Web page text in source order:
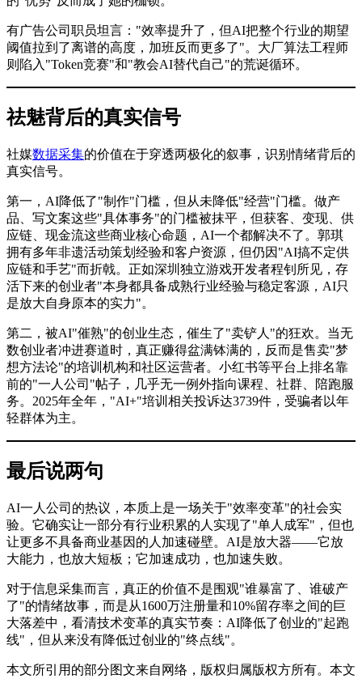
有广告公司职员坦言："效率提升了，但AI把整个行业的期望
阈值拉到了离谱的高度，加班反而更多了"。大厂算法工程师
则陷入"Token竞赛"和"教会AI替代自己"的荒诞循环。
祛魅背后的真实信号
社媒数据采集的价值在于穿透两极化的叙事，识别情绪背后的
真实信号。
第一，AI降低了"制作"门槛，但从未降低"经营"门槛。做产
品、写文案这些"具体事务"的门槛被抹平，但获客、变现、供
应链、现金流这些商业核心命题，AI一个都解决不了。郭琪
拥有多年非遗活动策划经验和客户资源，但仍因"AI搞不定供
应链和手艺"而折戟。正如深圳独立游戏开发者程钊所见，存
活下来的创业者"本身都具备成熟行业经验与稳定客源，AI只
是放大自身原本的实力"。
第二，被AI"催熟"的创业生态，催生了"卖铲人"的狂欢。当无
数创业者冲进赛道时，真正赚得盆满钵满的，反而是售卖"梦
想方法论"的培训机构和社区运营者。小红书等平台上排名靠
前的"一人公司"帖子，几乎无一例外指向课程、社群、陪跑服
务。2025年全年，"AI+"培训相关投诉达3739件，受骗者以年
轻群体为主。
最后说两句
AI一人公司的热议，本质上是一场关于"效率变革"的社会实
验。它确实让一部分有行业积累的人实现了"单人成军"，但也
让更多不具备商业基因的人加速碰壁。AI是放大器——它放
大能力，也放大短板；它加速成功，也加速失败。
对于信息采集而言，真正的价值不是围观"谁暴富了、谁破产
了"的情绪故事，而是从1600万注册量和10%留存率之间的巨
大落差中，看清技术变革的真实节奏：AI降低了创业的"起跑
线"，但从来没有降低过创业的"终点线"。
本文所引用的部分图文来自网络，版权归属版权方所有。本文